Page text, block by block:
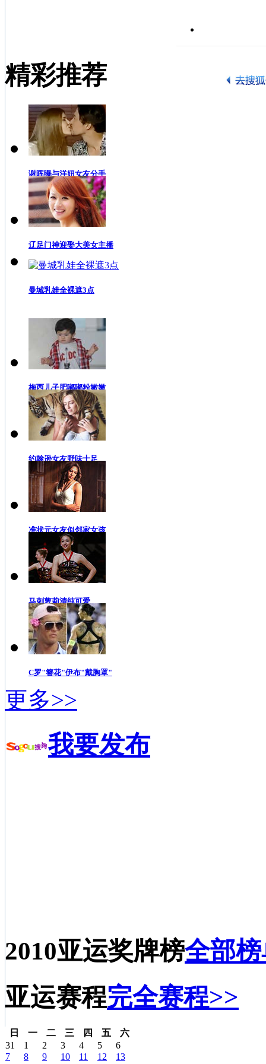
精彩推荐
谢晖曝与洋妞女友分手
辽足门神迎娶大美女主播
曼城乳娃全裸遮3点
梅西儿子肥嘟嘟粉嫩嫩
约翰逊女友野味十足
准状元女友似邻家女孩
马刺萝莉清纯可爱
C罗"簪花"伊布"戴胸罩"
更多>>
我要发布
2010亚运奖牌榜全部
亚运赛程完全赛程>>
日 一 二 三 四 五
六
31
1 2 3 4 5
6
7
8 9 10 11 12
13